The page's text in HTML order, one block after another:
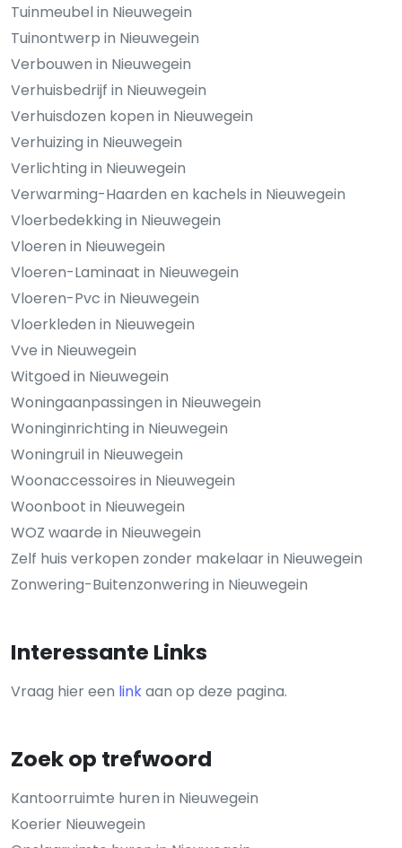
Tuinmeubel in Nieuwegein
Tuinontwerp in Nieuwegein
Verbouwen in Nieuwegein
Verhuisbedrijf in Nieuwegein
Verhuisdozen kopen in Nieuwegein
Verhuizing in Nieuwegein
Verlichting in Nieuwegein
Verwarming-Haarden en kachels in Nieuwegein
Vloerbedekking in Nieuwegein
Vloeren in Nieuwegein
Vloeren-Laminaat in Nieuwegein
Vloeren-Pvc in Nieuwegein
Vloerkleden in Nieuwegein
Vve in Nieuwegein
Witgoed in Nieuwegein
Woningaanpassingen in Nieuwegein
Woninginrichting in Nieuwegein
Woningruil in Nieuwegein
Woonaccessoires in Nieuwegein
Woonboot in Nieuwegein
WOZ waarde in Nieuwegein
Zelf huis verkopen zonder makelaar in Nieuwegein
Zonwering-Buitenzonwering in Nieuwegein
Interessante Links
Vraag hier een linkaan op deze pagina.
Zoek op trefwoord
Kantoorruimte huren in Nieuwegein
Koerier Nieuwegein